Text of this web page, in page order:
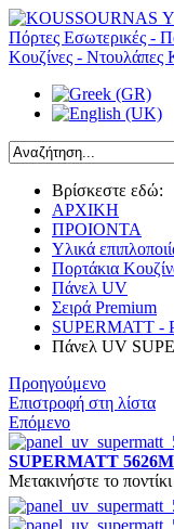
Βρίσκεστε εδώ:
ΑΡΧΙΚΗ
ΠΡΟΙΟΝΤΑ
Υλικά
Πορτάκια
Πάνελ UV
Σειρά Premium
SUPERMATT -
Πάνελ UV
Προηγούμενο
Επιστροφή στη λίστα
Επόμενο
SUPERMATT
Μετακινήστε το